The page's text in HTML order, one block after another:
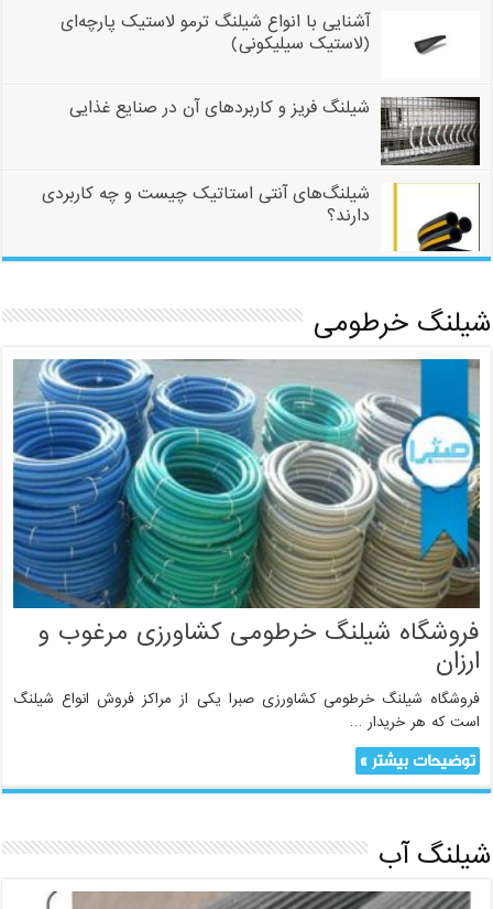
آشنایی با انواع شیلنگ ترمو لاستیک پارچه‌ای
(لاستیک سیلیکونی)
شیلنگ فریز و کاربردهای آن در صنایع غذایی
شیلنگ‌های آنتی استاتیک چیست و چه کاربردی
دارند؟
شیلنگ خرطومی
فروشگاه شیلنگ خرطومی کشاورزی مرغوب و
ارزان
فروشگاه شیلنگ خرطومی کشاورزی صبرا یکی از مراکز فروش انواع شیلنگ
است که هر خریدار …
توضیحات بیشتر »
شیلنگ آب